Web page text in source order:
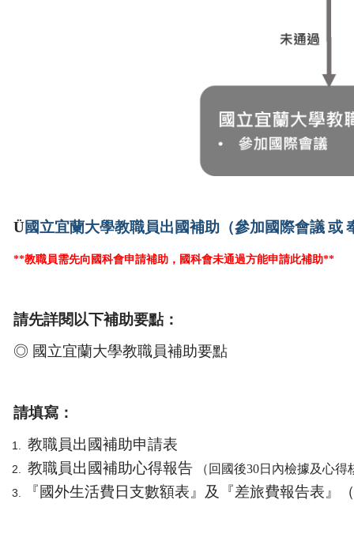
Ü國立宜蘭大學教職員出國補助（參加國際會議或
**教職員需先向國科會申請補助，國科會未通過方能申請此補助**
請先詳閱以下補助要點：
◎ 國立宜蘭大學教職員補助要點
請填寫：
教職員出國補助申請表
教職員出國補助心得報告
（回國後30日內檢據及心得
『國外生活費日支數額表』及『差旅費報告表』